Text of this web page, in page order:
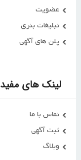
عضویت
تبلیغات بنری
پلن های آگهی
لینک های مفید
تماس با ما
ثبت آگهی
وبلاگ